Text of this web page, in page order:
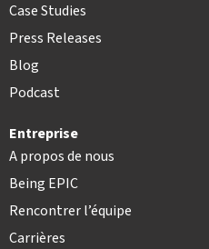
Case Studies
Press Releases
Blog
Podcast
Entreprise
A propos de nous
Being EPIC
Rencontrer l’équipe
Carrières